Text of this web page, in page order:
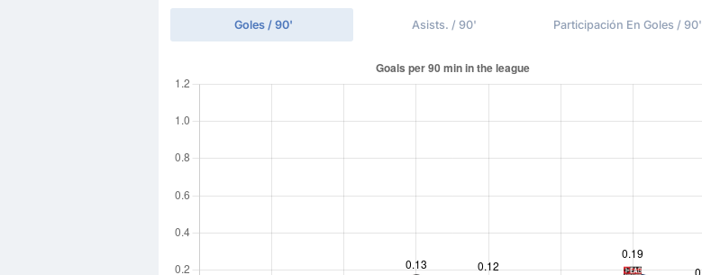
Goles / 90' Asists. / 90' Participación En Goles / 90'